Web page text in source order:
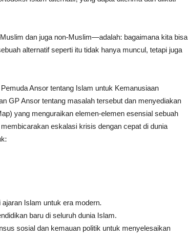
dan juga non-Muslim—adalah: bagaimana kita bisa
alternatif seperti itu tidak hanya muncul, tetapi juga
Ansor tentang Islam untuk Kemanusiaan
GP Ansor tentang masalah tersebut dan menyediakan
yang menguraikan elemen-elemen esensial sebuah
eskalasi krisis dengan cepat di dunia
Islam untuk era modern.
baru di seluruh dunia Islam.
sosial dan kemauan politik untuk menyelesaikan